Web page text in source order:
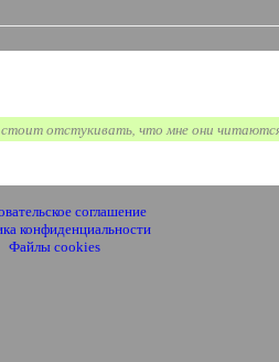
отстукивать, что мне они
соглашение
конфиденциальности
Файлы cookies